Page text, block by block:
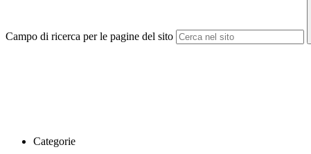
Campo di ricerca per le pagine del sito
Categorie